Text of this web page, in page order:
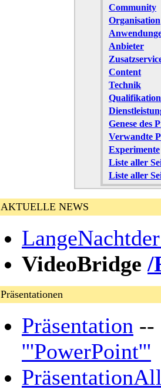
Community
Organisation
Anbieter
Content
Technik
Qualifikation
Genese des
Verwandte
Experimente
Liste aller
Liste aller
AKTUELLE NEWS
VideoBridge /
Präsentationen
Präsentation --
'''PowerPoint'''